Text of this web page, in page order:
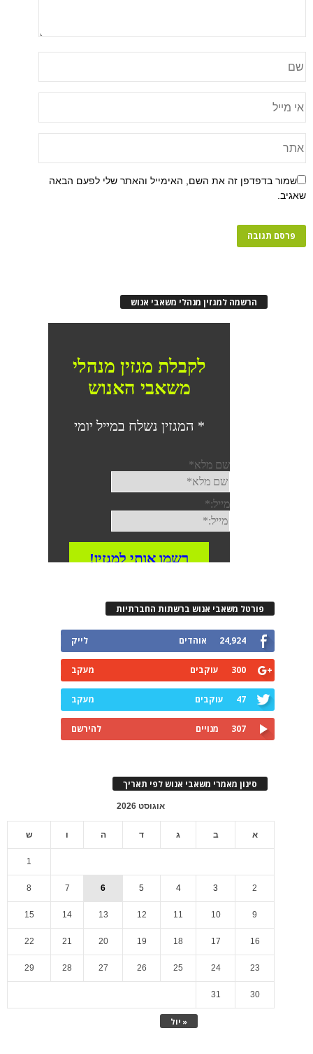
שמור בדפדפן זה את השם, האימייל והאתר שלי לפעם הבאה
שאגיב.
הרשמה למגזין מנהלי משאבי אנוש
פורטל משאבי אנוש ברשתות החברתיות
24,924 אוהדים לייק
300 עוקבים מעקב
47 עוקבים מעקב
307 מנויים להירשם
סינון מאמרי משאבי אנוש לפי תאריך
אוגוסט 2026
א ב ג ד ה ו ש
« יול
1
2
3
4
5
6
7
8
9
10
11
12
13
14
15
16
17
18
19
20
21
22
23
24
25
26
27
28
29
30
31